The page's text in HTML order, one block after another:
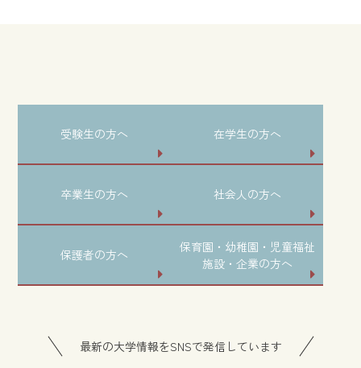
受験生の方へ 在学生の方へ
卒業生の方へ 社会人の方へ
保護者の方へ
保育園・幼稚園・児童福祉
施設・企業の方へ
最新の大学情報をSNSで発信しています